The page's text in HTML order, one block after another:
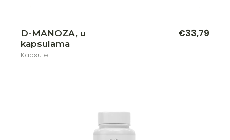
D-MANOZA, u
kapsulama
Kapsule
€33,79